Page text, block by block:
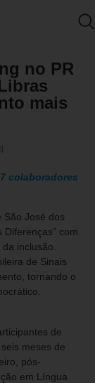
no PR
mais
colaboradores
São José dos
Diferenças” com
inclusão.
de Sinais
tornando o
de
meses de
pós-
em Língua